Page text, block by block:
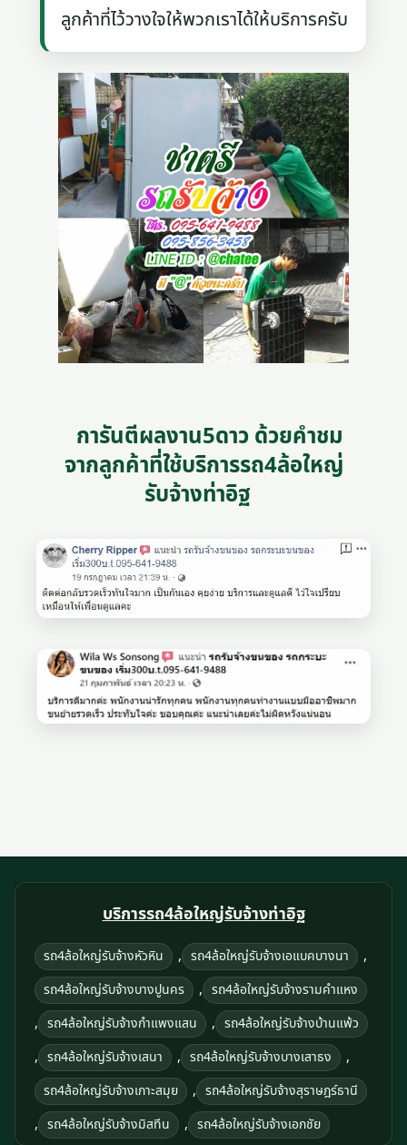
ลูกค้าที่ไว้วางใจให้พวกเราได้ให้บริการครับ
การันตีผลงาน5ดาว ด้วยคำชม
จากลูกค้าที่ใช้บริการรถ4ล้อใหญ่
รับจ้างท่าอิฐ
บริการรถ4ล้อใหญ่รับจ้างท่าอิฐ
รถ4ล้อใหญ่รับจ้างหัวหิน , รถ4ล้อใหญ่รับจ้างเอแบคบางนา ,
รถ4ล้อใหญ่รับจ้างบางปูนคร , รถ4ล้อใหญ่รับจ้างรามคําแหง
, รถ4ล้อใหญ่รับจ้างกําแพงแสน , รถ4ล้อใหญ่รับจ้างบ้านแพ้ว
, รถ4ล้อใหญ่รับจ้างเสนา , รถ4ล้อใหญ่รับจ้างบางเสาธง ,
รถ4ล้อใหญ่รับจ้างเกาะสมุย , รถ4ล้อใหญ่รับจ้างสุราษฎร์ธานี
, รถ4ล้อใหญ่รับจ้างมิสทีน , รถ4ล้อใหญ่รับจ้างเอกชัย